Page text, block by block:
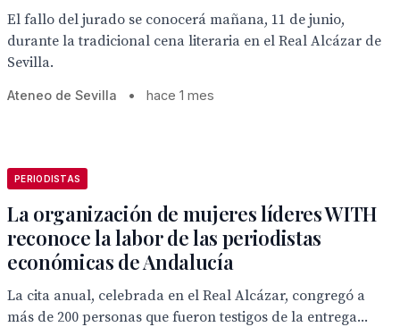
El fallo del jurado se conocerá mañana, 11 de junio,
durante la tradicional cena literaria en el Real Alcázar de
Sevilla.
Ateneo de Sevilla • hace 1 mes
PERIODISTAS
La organización de mujeres líderes WITH
reconoce la labor de las periodistas
económicas de Andalucía
La cita anual, celebrada en el Real Alcázar, congregó a
más de 200 personas que fueron testigos de la entrega...